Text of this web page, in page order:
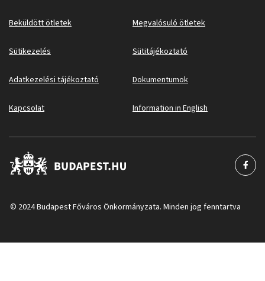
Beküldött ötletek Megvalósuló ötletek
Sütikezelés Sütitájékoztató
Adatkezelési tájékoztató Dokumentumok
Kapcsolat Information in English
© 2024 Budapest Főváros Önkormányzata. Minden jog fenntartva